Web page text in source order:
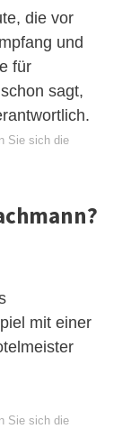
die vor
und
für
sagt,
Sie sich die
mit einer
Sie sich die